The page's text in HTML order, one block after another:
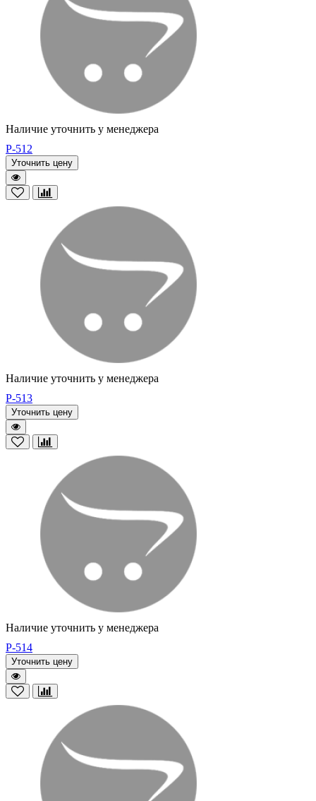
Наличие уточнить у менеджера
P-512
Уточнить цену
Наличие уточнить у менеджера
P-513
Уточнить цену
Наличие уточнить у менеджера
P-514
Уточнить цену